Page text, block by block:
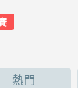
熱門